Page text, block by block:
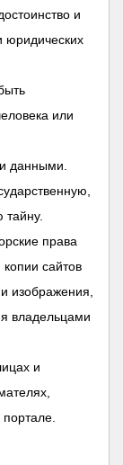
и
юридических
или
данными.
права
сайтов
изображения,
владельцами
и